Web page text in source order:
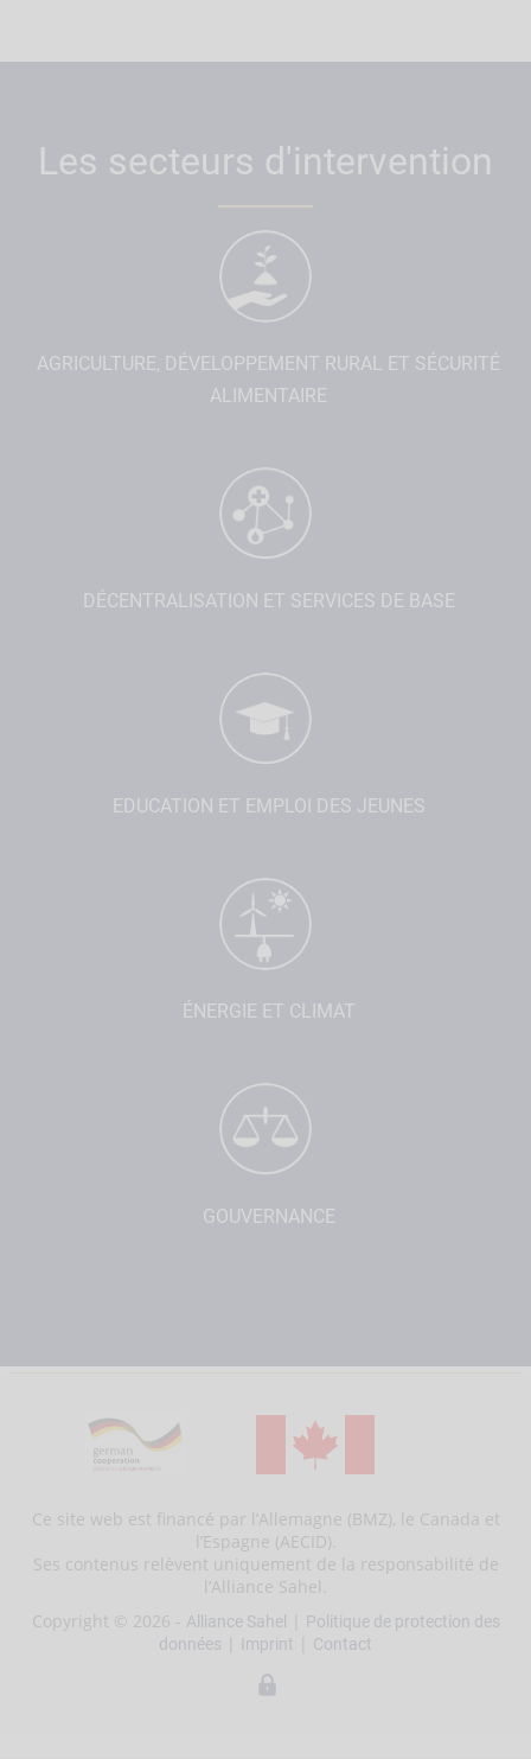
Les secteurs d'intervention
AGRICULTURE, DÉVELOPPEMENT RURAL ET SÉCURITÉ
ALIMENTAIRE
DÉCENTRALISATION ET SERVICES DE BASE
EDUCATION ET EMPLOI DES JEUNES
ÉNERGIE ET CLIMAT
GOUVERNANCE
Ce site web est financé par l’Allemagne (BMZ), le Canada et
l’Espagne (AECID).
Ses contenus relèvent uniquement de la responsabilité de
l’Alliance Sahel.
Copyright © 2026 - Alliance Sahel
Politique de protection des
données
Imprint Contact